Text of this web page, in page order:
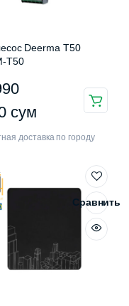
Deerma T50
T50
сум
доставка по городу
Сравнить